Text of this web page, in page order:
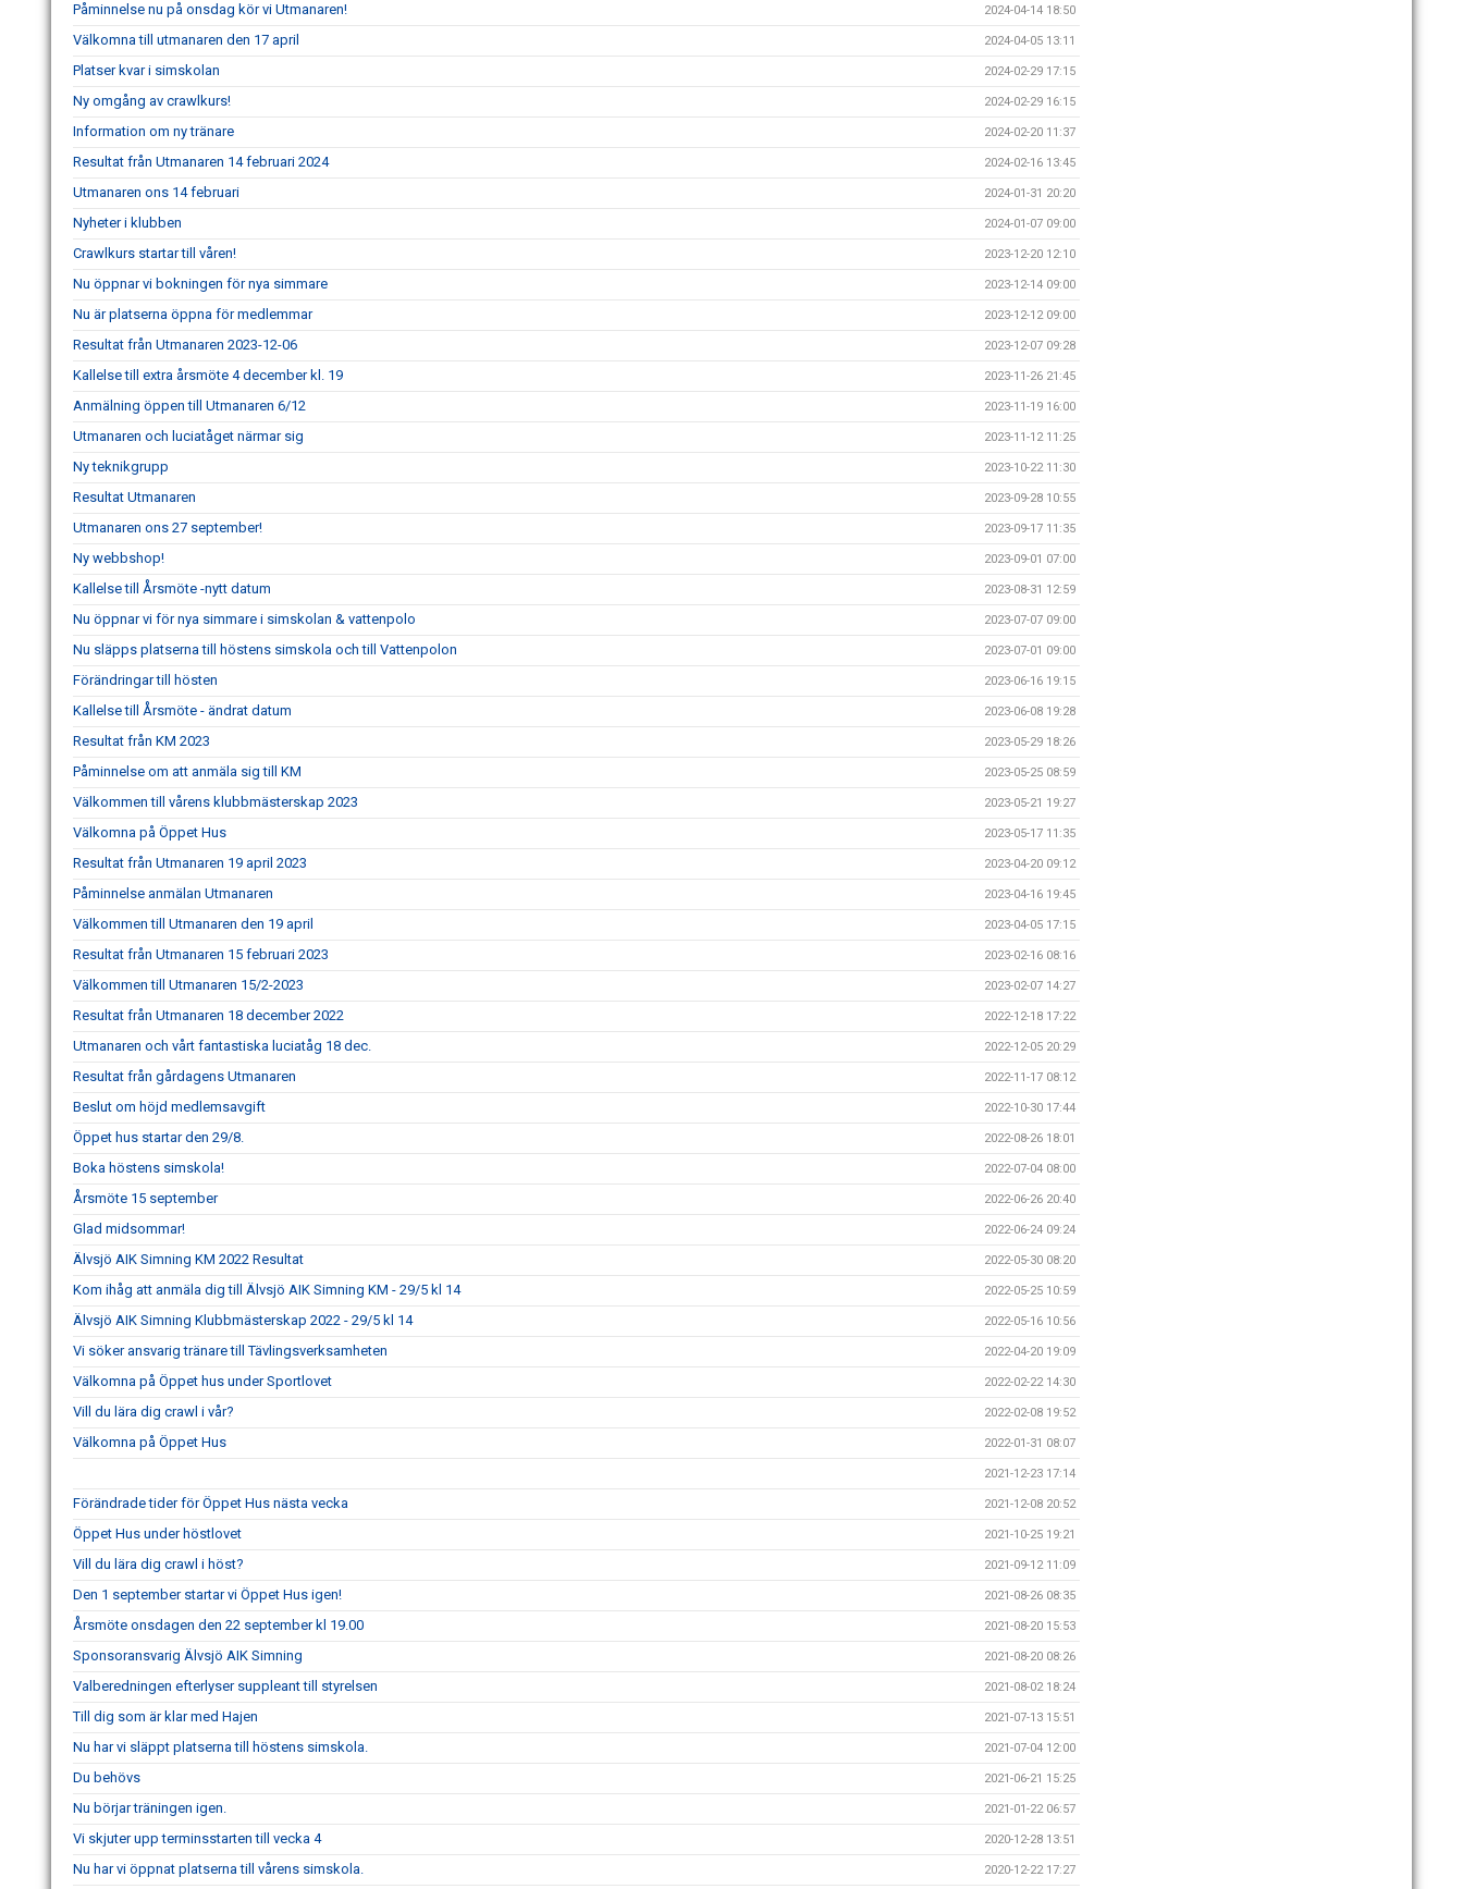
Påminnelse nu på onsdag kör vi Utmanaren! 2024-04-14 18:50
Välkomna till utmanaren den 17 april 2024-04-05 13:11
Platser kvar i simskolan 2024-02-29 17:15
Ny omgång av crawlkurs! 2024-02-29 16:15
Information om ny tränare 2024-02-20 11:37
Resultat från Utmanaren 14 februari 2024 2024-02-16 13:45
Utmanaren ons 14 februari 2024-01-31 20:20
Nyheter i klubben 2024-01-07 09:00
Crawlkurs startar till våren! 2023-12-20 12:10
Nu öppnar vi bokningen för nya simmare 2023-12-14 09:00
Nu är platserna öppna för medlemmar 2023-12-12 09:00
Resultat från Utmanaren 2023-12-06 2023-12-07 09:28
Kallelse till extra årsmöte 4 december kl. 19 2023-11-26 21:45
Anmälning öppen till Utmanaren 6/12 2023-11-19 16:00
Utmanaren och luciatåget närmar sig 2023-11-12 11:25
Ny teknikgrupp 2023-10-22 11:30
Resultat Utmanaren 2023-09-28 10:55
Utmanaren ons 27 september! 2023-09-17 11:35
Ny webbshop! 2023-09-01 07:00
Kallelse till Årsmöte -nytt datum 2023-08-31 12:59
Nu öppnar vi för nya simmare i simskolan & vattenpolo 2023-07-07 09:00
Nu släpps platserna till höstens simskola och till Vattenpolon 2023-07-01 09:00
Förändringar till hösten 2023-06-16 19:15
Kallelse till Årsmöte - ändrat datum 2023-06-08 19:28
Resultat från KM 2023 2023-05-29 18:26
Påminnelse om att anmäla sig till KM 2023-05-25 08:59
Välkommen till vårens klubbmästerskap 2023 2023-05-21 19:27
Välkomna på Öppet Hus 2023-05-17 11:35
Resultat från Utmanaren 19 april 2023 2023-04-20 09:12
Påminnelse anmälan Utmanaren 2023-04-16 19:45
Välkommen till Utmanaren den 19 april 2023-04-05 17:15
Resultat från Utmanaren 15 februari 2023 2023-02-16 08:16
Välkommen till Utmanaren 15/2-2023 2023-02-07 14:27
Resultat från Utmanaren 18 december 2022 2022-12-18 17:22
Utmanaren och vårt fantastiska luciatåg 18 dec. 2022-12-05 20:29
Resultat från gårdagens Utmanaren 2022-11-17 08:12
Beslut om höjd medlemsavgift 2022-10-30 17:44
Öppet hus startar den 29/8. 2022-08-26 18:01
Boka höstens simskola! 2022-07-04 08:00
Årsmöte 15 september 2022-06-26 20:40
Glad midsommar! 2022-06-24 09:24
Älvsjö AIK Simning KM 2022 Resultat 2022-05-30 08:20
Kom ihåg att anmäla dig till Älvsjö AIK Simning KM - 29/5 kl 14 2022-05-25 10:59
Älvsjö AIK Simning Klubbmästerskap 2022 - 29/5 kl 14 2022-05-16 10:56
Vi söker ansvarig tränare till Tävlingsverksamheten 2022-04-20 19:09
Välkomna på Öppet hus under Sportlovet 2022-02-22 14:30
Vill du lära dig crawl i vår? 2022-02-08 19:52
Välkomna på Öppet Hus 2022-01-31 08:07
2021-12-23 17:14
Förändrade tider för Öppet Hus nästa vecka 2021-12-08 20:52
Öppet Hus under höstlovet 2021-10-25 19:21
Vill du lära dig crawl i höst? 2021-09-12 11:09
Den 1 september startar vi Öppet Hus igen! 2021-08-26 08:35
Årsmöte onsdagen den 22 september kl 19.00 2021-08-20 15:53
Sponsoransvarig Älvsjö AIK Simning 2021-08-20 08:26
Valberedningen efterlyser suppleant till styrelsen 2021-08-02 18:24
Till dig som är klar med Hajen 2021-07-13 15:51
Nu har vi släppt platserna till höstens simskola. 2021-07-04 12:00
Du behövs 2021-06-21 15:25
Nu börjar träningen igen. 2021-01-22 06:57
Vi skjuter upp terminsstarten till vecka 4 2020-12-28 13:51
Nu har vi öppnat platserna till vårens simskola. 2020-12-22 17:27